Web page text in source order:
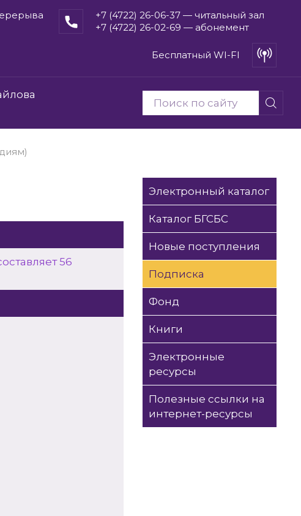
+7 (4722) 26-06-37 — читальный зал
+7 (4722) 26-02-69 — абонемент
Бесплатный WI-FI
56
Электронный каталог
Каталог БГСБС
Новые поступления
Подписка
Фонд
Книги
Электронные
ресурсы
Полезные ссылки на
интернет-ресурсы